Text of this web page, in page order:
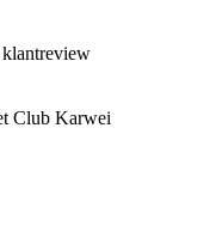
klantreview
Club Karwei